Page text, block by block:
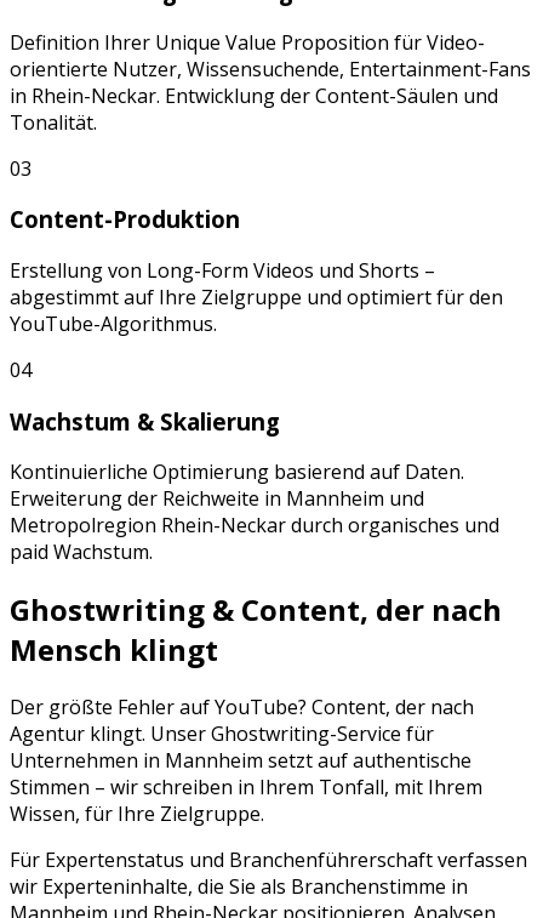
Definition Ihrer Unique Value Proposition fürVideo-
orientierte Nutzer, Wissensuchende, Entertainment-Fans
in Rhein-Neckar. Entwicklung der Content-Säulen und
Tonalität.
03
Content-Produktion
Erstellung von Long-Form Videos und Shorts –
abgestimmt auf Ihre Zielgruppe und optimiert für den
YouTube-Algorithmus.
04
Wachstum & Skalierung
Kontinuierliche Optimierung basierend auf Daten.
Erweiterung der Reichweite in Mannheim und
Metropolregion Rhein-Neckardurch organisches und
paid Wachstum.
Ghostwriting & Content, der nach
Mensch klingt
Der größte Fehler aufYouTube? Content, der nach
Agentur klingt. Unser Ghostwriting-Service für
Unternehmen in Mannheim setzt auf authentische
Stimmen – wir schreiben in Ihrem Tonfall, mit Ihrem
Wissen, für Ihre Zielgruppe.
Für Expertenstatus und Branchenführerschaft verfassen
wir Experteninhalte, die Sie als Branchenstimme in